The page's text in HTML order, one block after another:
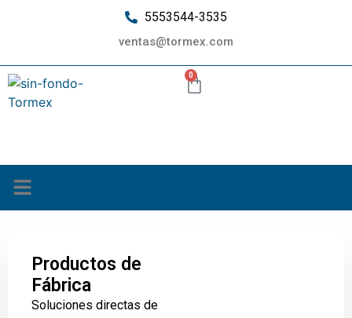
5553544-3535
ventas@tormex.com
0
Productos de
Fábrica
Soluciones directas de